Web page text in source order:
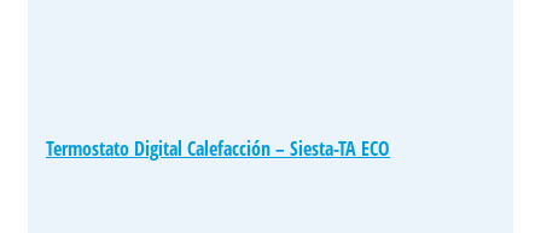
Termostato Digital Calefacción – Siesta-TA ECO